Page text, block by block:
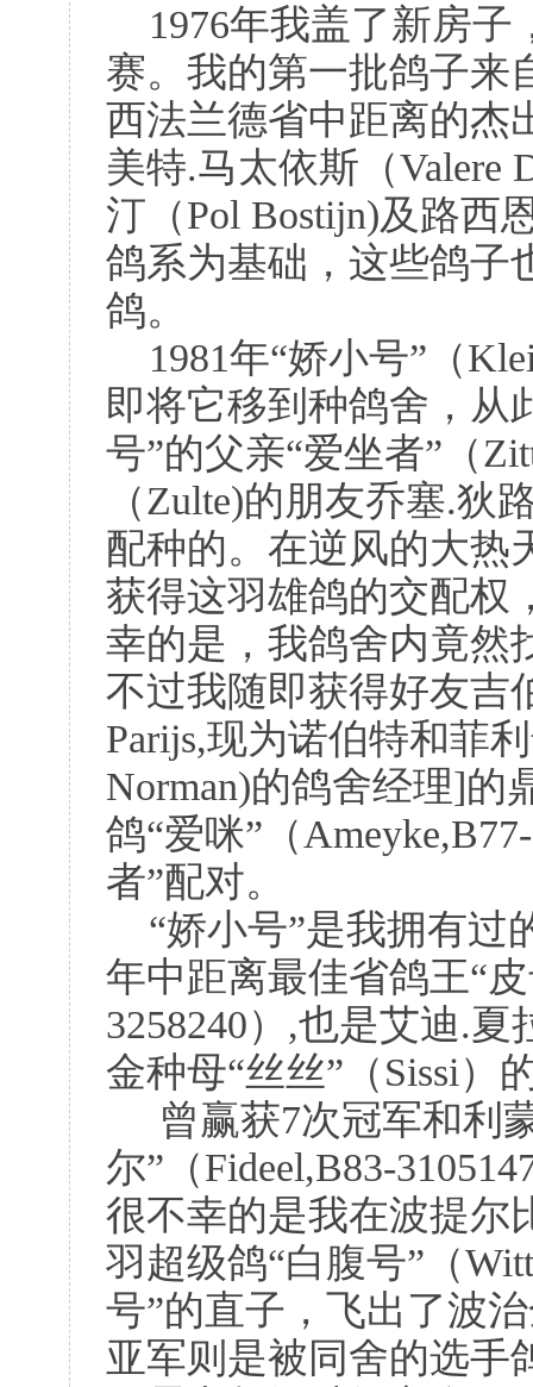
1976年我盖了新房
赛。我的第一批鸽子来
西法兰德省中距离的杰
美特.马太依斯（Valere
汀（Pol Bostijn)及路西
鸽系为基础，这些鸽子
鸽。
1981年“娇小号”（
即将它移到种鸽舍，从
号”的父亲“爱坐者”（
（Zulte)的朋友乔塞.狄
配种的。在逆风的大热
获得这羽雄鸽的交配权
幸的是，我鸽舍内竟然
不过我随即获得好友吉
Parijs,现为诺伯特和菲
Norman)的鸽舍经理]的
鸽“爱咪”（
者”配对。
“娇小号”是我拥有过
年中距离最佳省鸽王“
3258240）,也是艾迪.夏
金种母“丝丝”（Sissi）
曾赢获7次冠军和利
尔”（Fideel,B83-
很不幸的是我在波提尔
羽超级鸽“白腹号”（
号”的直子，飞出了波
亚军则是被同舍的选手